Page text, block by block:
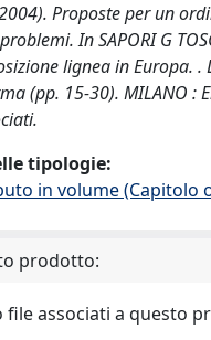
Proposte per un
In SAPORI G
lignea in Europa.
(pp. 15-30). MILANO :
tipologie:
in volume (Capitolo
prodotto:
file associati a questo